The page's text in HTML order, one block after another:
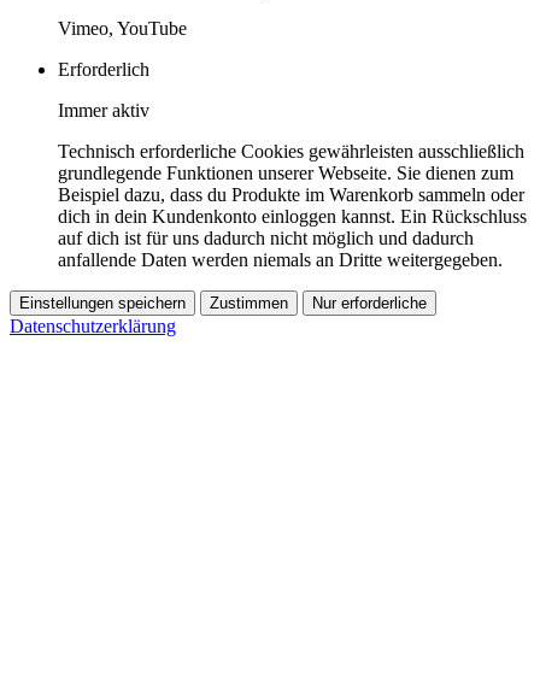
Vimeo, YouTube
Erforderlich
Immer aktiv
Technisch erforderliche Cookies gewährleisten ausschließlich
grundlegende Funktionen unserer Webseite. Sie dienen zum
Beispiel dazu, dass du Produkte im Warenkorb sammeln oder
dich in dein Kundenkonto einloggen kannst. Ein Rückschluss
auf dich ist für uns dadurch nicht möglich und dadurch
anfallende Daten werden niemals an Dritte weitergegeben.
Einstellungen speichern Zustimmen Nur erforderliche
Datenschutzerklärung